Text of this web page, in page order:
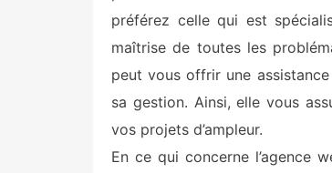
préférez celle qui est
maîtrise de toutes les
peut vous offrir une
sa gestion. Ainsi, elle vous
vos projets d’ampleur.
En ce qui concerne l’agence